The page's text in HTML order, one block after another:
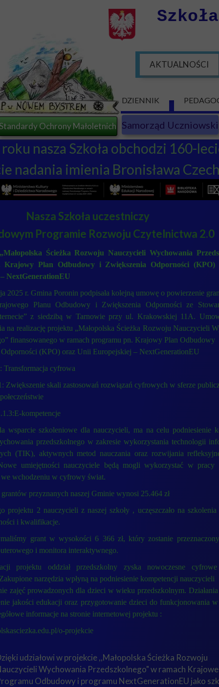
nasza Szkoła obchodzi 160-
nadania imienia Bronisława
Nasza Szkoła uczestniczy
Programie Rozwoju Czytelnictwa 2.0
Ścieżka Rozwoju Nauczycieli Wychowania
Krajowy Plan Odbudowy i Zwiększenia Odporności
NextGenerationEU
2025 r. Gmina Poronin podpisała kolejną umowę o powierzenie
Planu Odbudowy i Zwiększenia Odporności ze
z siedzibą w Tarnowie przy ul. Krakowskiej 11A.
na realizację projektu „Małopolska Ścieżka Rozwoju Nauczycieli
finansowanego w ramach programu pn. Krajowy Plan Odbudowy
(KPO) oraz Unii Europejskiej – NextGenerationEU
Transformacja cyfrowa
Zwiększenie skali zastosowań rozwiązań cyfrowych w sferze
kompetencje
wsparcie szkoleniowe dla nauczycieli, ma na celu podniesienie
przedszkolnego w zakresie wykorzystania technologii
(TIK), aktywnych metod nauczania oraz rozwijania
umiejętności nauczyciele będą mogli wykorzystać w pracy
we wchodzeniu w cyfrowy świat.
przyznanych naszej Gminie wynosi 25.464 zł
projektu 2 nauczycieli z naszej szkoły , uczęszczało na szkolenia
i kwalifikacje.
grant w wysokości 6 366 zł, który zostanie
i monitora interaktywnego.
projektu oddział przedszkolny zyska nowoczesne cyfrowe
narzędzia wpłyną na podniesienie kompetencji nauczycieli
zajęć prowadzonych dla dzieci w wieku przedszkolnym.
jakości edukacji oraz przygotowanie dzieci do funkcjonowania
informacje na stronie internetowej projektu :
o-projekcie
udziałowi w projekcie ,,Małopolska Ścieżka Rozwoju
Wychowania Przedszkolnego" w ramach
Odbudowy i programu NextGenerationEU jako
Samorząd Uczniowski
AKTUALNOŚCI
Ochrony Małoletnich
DZIENNIK